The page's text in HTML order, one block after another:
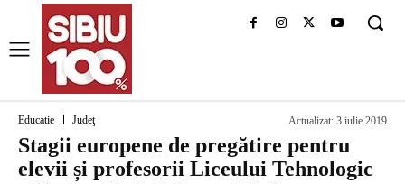
Educatie Judeţ Actualizat: 3 iulie 2019
Stagii europene de pregătire pentru
elevii și profesorii Liceului Tehnologic